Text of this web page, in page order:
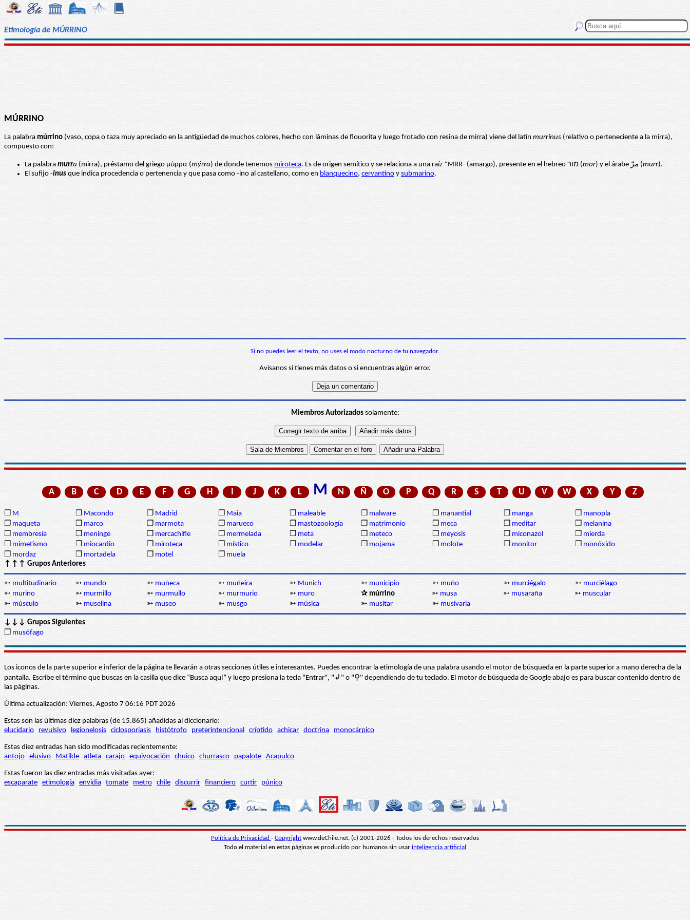
Etimología de MÚRRINO
MÚRRINO
La palabra múrrino (vaso, copa o taza muy apreciado en la antigüedad de muchos colores, hecho con láminas de flouorita y luego frotado con resina de mirra) viene del latín murrinus (relativo o perteneciente a la mirra),
compuesto con:
La palabra murra (mirra), préstamo del griego μύρρα (mýrra) de donde tenemos miroteca . Es de origen semítico y se relaciona a una raíz *MRR- (amargo), presente en el hebreo מור (mor ) y el árabe مرّ (murr).
El sufijo -inus que indica procedencia o pertenencia y que pasa como -ino al castellano, como en blanquecino, cervantino y submarino.
Si no puedes leer el texto, no uses el modo nocturno de tu navegador.
Avísanos si tienes más datos o si encuentras algún error.
Miembros Autorizadossolamente:
A B C D E F G H I J K L M N Ñ O P Q R S T U V W X Y Z
❒ M ❒ Macondo ❒ Madrid ❒ Maia ❒ maleable ❒ malware ❒ manantial ❒ manga ❒ manopla
❒ maqueta ❒ marco ❒ marmota ❒ marueco ❒ mastozoología ❒ matrimonio ❒ meca ❒ meditar ❒ melanina
❒ membresía ❒ meninge ❒ mercachifle ❒ mermelada ❒ meta ❒ meteco ❒ meyosis ❒ miconazol ❒ mierda
❒ mimetismo ❒ miocardio ❒ miroteca ❒ místico ❒ modelar ❒ mojama ❒ molote ❒ monitor ❒ monóxido
❒ mordaz ❒ mortadela ❒ motel ❒ muela
↑↑↑ Grupos Anteriores
➳ multitudinario ➳ mundo ➳ muñeca ➳ muñeira ➳ Munich ➳ municipio ➳ muño ➳ murciégalo ➳ murciélago
➳ murino ➳ murmillo ➳ murmullo ➳ murmurio ➳ muro ✰ múrrino ➳ musa ➳ musaraña ➳ muscular
➳ músculo ➳ muselina ➳ museo ➳ musgo ➳ música ➳ musitar ➳ musivaria
↓↓↓ Grupos Siguientes
❒ musófago
Los iconos de la parte superior e inferior de la página te llevarán a otras secciones útiles e interesantes. Puedes encontrar la etimología de una palabra usando el motor de búsqueda en la parte superior a mano derecha de la
pantalla. Escribe el término que buscas en la casilla que dice “Busca aquí” y luego presiona la tecla "Entrar", "↲" o "⚲" dependiendo de tu teclado. El motor de búsqueda de Google abajo es para buscar contenido dentro de
las páginas.
Última actualización: Viernes, Agosto 7 06:16 PDT 2026
Estas son las últimas diez palabras (de 15.865) añadidas al diccionario:
elucidario
revulsivo legionelosis ciclosporiasis histótrofo preterintencional críptido achicar doctrina monocárpico
Estas diez entradas han sido modificadas recientemente:
antojo elusivo Matilde atleta carajo equivocación chuico churrasco papalote Acapulco
Estas fueron las diez entradas más visitadas ayer:
escaparate etimología envidia tomate metro chile discurrir financiero curtir púnico
Política de Privacidad - Copyright www.deChile.net. (c) 2001-2026 - Todos los derechos reservados
Todo el material en estas páginas es producido por humanos sin usar inteligencia artificial